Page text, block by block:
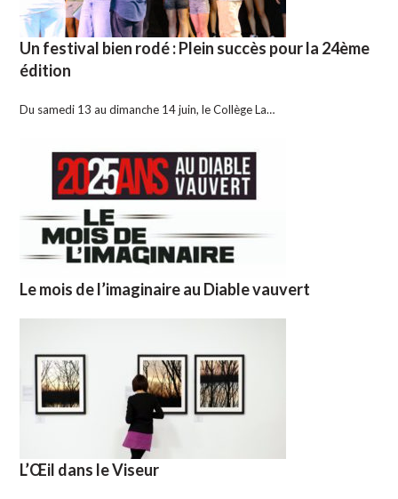
Un festival bien rodé : Plein succès pour la 24ème
édition
Du samedi 13 au dimanche 14 juin, le Collège La…
Le mois de l’imaginaire au Diable vauvert
L’Œil dans le Viseur